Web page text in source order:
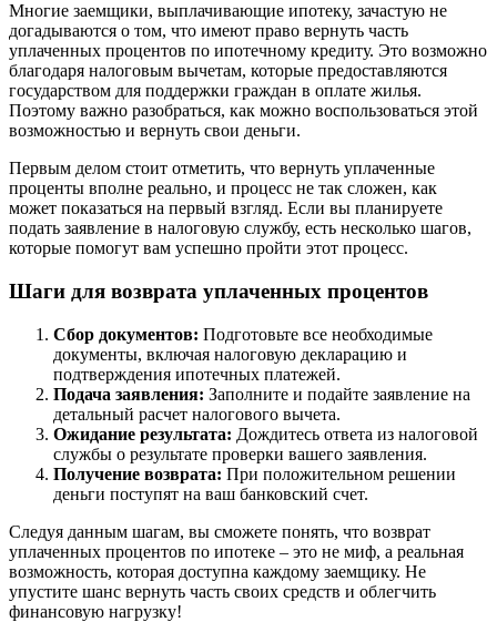
Многие заемщики, выплачивающие ипотеку, зачастую не
догадываются о том, что имеют право вернуть часть
уплаченных процентов по ипотечному кредиту. Это возможно
благодаря налоговым вычетам, которые предоставляются
государством для поддержки граждан в оплате жилья.
Поэтому важно разобраться, как можно воспользоваться этой
возможностью и вернуть свои деньги.
Первым делом стоит отметить, что вернуть уплаченные
проценты вполне реально, и процесс не так сложен, как
может показаться на первый взгляд. Если вы планируете
подать заявление в налоговую службу, есть несколько шагов,
которые помогут вам успешно пройти этот процесс.
Шаги для возврата уплаченных процентов
Сбор документов: Подготовьте все необходимые
документы, включая налоговую декларацию и
подтверждения ипотечных платежей.
Подача заявления: Заполните и подайте заявление на
детальный расчет налогового вычета.
Ожидание результата: Дождитесь ответа из налоговой
службы о результате проверки вашего заявления.
Получение возврата: При положительном решении
деньги поступят на ваш банковский счет.
Следуя данным шагам, вы сможете понять, что возврат
уплаченных процентов по ипотеке – это не миф, а реальная
возможность, которая доступна каждому заемщику. Не
упустите шанс вернуть часть своих средств и облегчить
финансовую нагрузку!